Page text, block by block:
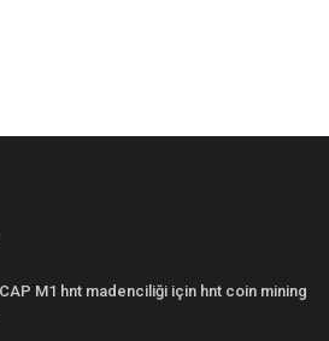
M1 hnt madenciliği için hnt coin mining